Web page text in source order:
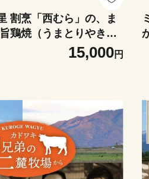
割烹「西むら」の、ま
鶏焼（うまとりやき）
肉（国産）1.2kg（200g×
分け パック 味付け 西
15,000円